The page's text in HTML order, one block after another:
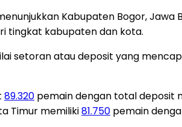
Kabupaten Bogor,
tingkat kabupaten dan kota.
setoran atau deposit yang
89.320 pemain dengan total deposit
Timur memiliki81.750 pemain